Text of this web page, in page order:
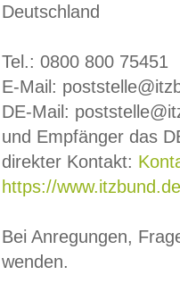
Deutschland
Tel.: 0800 800 75451
E-Mail:
DE-Mail:
und Empfänger das
direkter Kontakt:
https://
Bei Anregungen,
wenden.